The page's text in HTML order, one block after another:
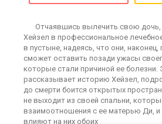
Отчаявшись вылечить свою
Хейзел в профессиональное
в пустыне, надеясь, что они, наконец,
сможет оставить позади ужасы
которые стали причиной ее
рассказывает историю Хейзел,
до смерти боится открытых
не выходит из своей спальни,
взаимоотношения с ее матерью Ди, и
влияют на них обоих